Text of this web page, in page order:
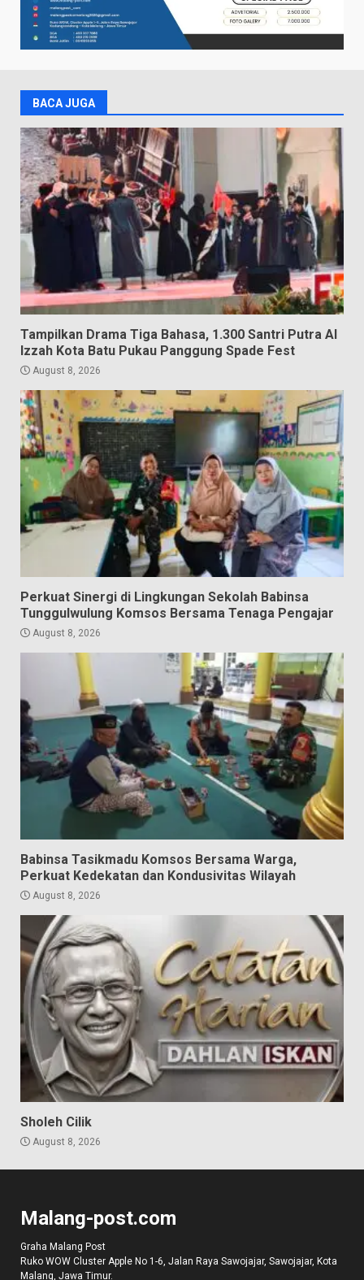
BACA JUGA
Tampilkan Drama Tiga Bahasa, 1.300 Santri Putra Al
Izzah Kota Batu Pukau Panggung Spade Fest
August 8, 2026
Perkuat Sinergi di Lingkungan Sekolah Babinsa
Tunggulwulung Komsos Bersama Tenaga Pengajar
August 8, 2026
Babinsa Tasikmadu Komsos Bersama Warga,
Perkuat Kedekatan dan Kondusivitas Wilayah
August 8, 2026
Sholeh Cilik
August 8, 2026
Malang-post.com
Graha Malang Post
Ruko WOW Cluster Apple No 1-6, Jalan Raya Sawojajar, Sawojajar, Kota
Malang, Jawa Timur.